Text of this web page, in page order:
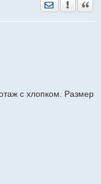
Отправить
с хлопком. Размер